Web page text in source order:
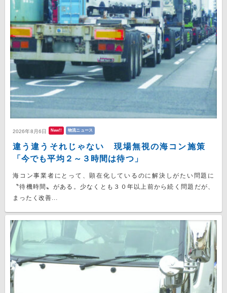
2026年8月6日 New!! 物流ニュース
違う違うそれじゃない 現場無視の海コン施策
「今でも平均２～３時間は待つ」
海コン事業者にとって、顕在化しているのに解決しがたい問題に
〝待機時間〟がある。少なくとも３０年以上前から続く問題だが、
まったく改善...